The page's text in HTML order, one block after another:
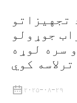
تجهیزاتو
جوړولو
سره لوړه
کوي
۲۰۲۵-۰۸-۲۹